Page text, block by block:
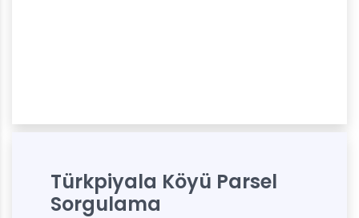
Türkpiyala Köyü Parsel
Sorgulama